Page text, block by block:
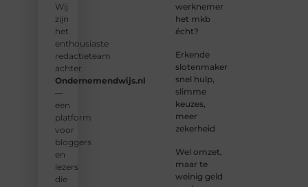
Wij
zijn
het
enthousiaste
redactieteam
achter
Ondernemendwijs.nl
—
een
platform
voor
bloggers
en
lezers
die
werknemer
het mkb
écht?
Erkende
slotenmakers:
snel hulp,
slimme
keuzes,
meer
zekerheid
Wel omzet,
maar te
weinig geld